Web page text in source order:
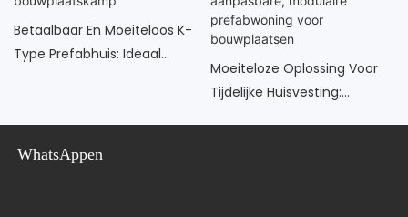
Betaalbaar En Moeiteloos K-
Type Prefabhuis: Ideaal
Moeiteloze Oplossing Voor
Tijdelijke Huisvesting:
WhatsAppen